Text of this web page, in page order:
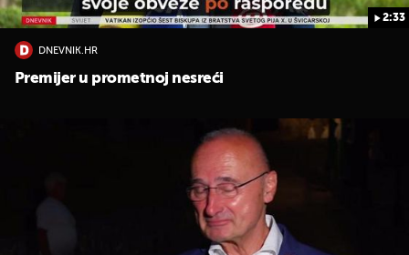
2:33
DNEVNIK.HR
Premijer u prometnoj nesreći